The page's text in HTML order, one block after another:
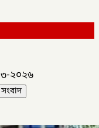
২০২৬